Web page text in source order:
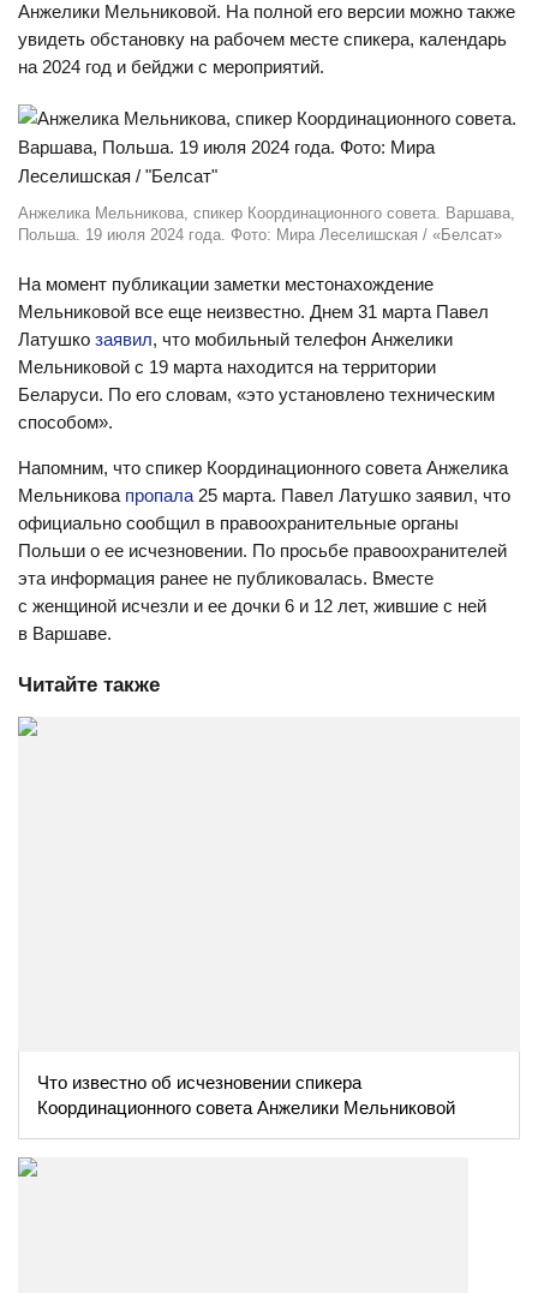
Анжелики Мельниковой. На полной его версии можно также
увидеть обстановку на рабочем месте спикера, календарь
на 2024 год и бейджи с мероприятий.
Анжелика Мельникова, спикер Координационного совета. Варшава,
Польша. 19 июля 2024 года. Фото: Мира Леселишская / «Белсат»
На момент публикации заметки местонахождение
Мельниковой все еще неизвестно. Днем 31 марта Павел
Латушко заявил, что мобильный телефон Анжелики
Мельниковой с 19 марта находится на территории
Беларуси. По его словам, «это установлено техническим
способом».
Напомним, что спикер Координационного совета Анжелика
Мельникова пропала 25 марта. Павел Латушко заявил, что
официально сообщил в правоохранительные органы
Польши о ее исчезновении. По просьбе правоохранителей
эта информация ранее не публиковалась. Вместе
с женщиной исчезли и ее дочки 6 и 12 лет, жившие с ней
в Варшаве.
Читайте также
Что известно об исчезновении спикера
Координационного совета Анжелики Мельниковой